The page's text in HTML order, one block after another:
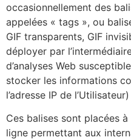
occasionnellement des
appelées « tags », ou
GIF transparents, GIF
déployer par
d’analyses Web
stocker les informations
l’adresse IP de
Ces balises sont placées
ligne permettant aux